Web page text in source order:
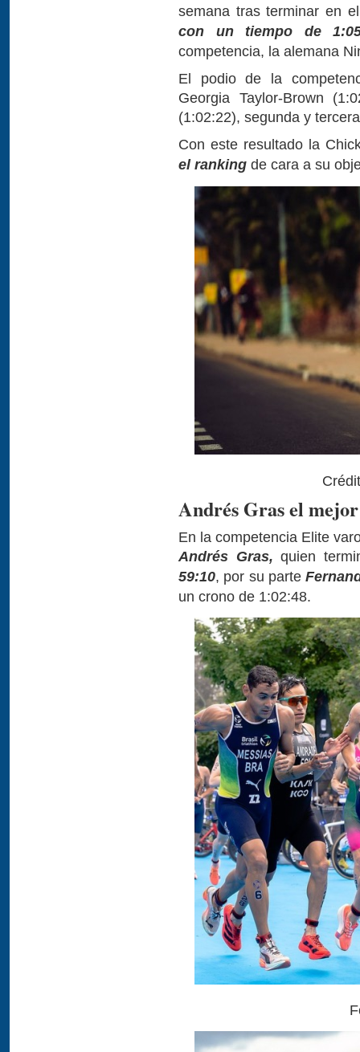
semana tras terminar en
con un tiempo de
competencia, la alemana
El podio de la
Georgia Taylor-Brown
(1:02:22), segunda y
Con este resultado la
el ranking de cara a su
Andrés Gras el
En la competencia Elite
Andrés Gras, quien
59:10, por su parte
un crono de 1:02:48.